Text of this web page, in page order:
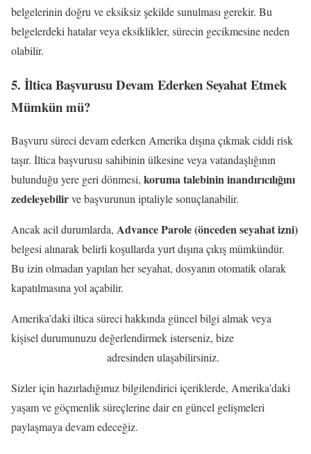
belgelerinin doğru ve eksiksiz şekilde sunulması gerekir. Bu
belgelerdeki hatalar veya eksiklikler, sürecin gecikmesine neden
olabilir.
5. İltica Başvurusu Devam Ederken Seyahat Etmek
Mümkün mü?
Başvuru süreci devam ederken Amerika dışına çıkmak ciddi risk
taşır. İltica başvurusu sahibinin ülkesine veya vatandaşlığının
bulunduğu yere geri dönmesi, koruma talebinin inandırıcılığını
zedeleyebilirve başvurunun iptaliyle sonuçlanabilir.
Ancak acil durumlarda, Advance Parole (önceden seyahat izni)
belgesi alınarak belirli koşullarda yurt dışına çıkış mümkündür.
Bu izin olmadan yapılan her seyahat, dosyanın otomatik olarak
kapatılmasına yol açabilir.
Amerika’daki iltica süreci hakkında güncel bilgi almak veya
kişisel durumunuzu değerlendirmek isterseniz, bize
adresinden ulaşabilirsiniz.
Sizler için hazırladığımız bilgilendirici içeriklerde, Amerika’daki
yaşam ve göçmenlik süreçlerine dair en güncel gelişmeleri
paylaşmaya devam edeceğiz.